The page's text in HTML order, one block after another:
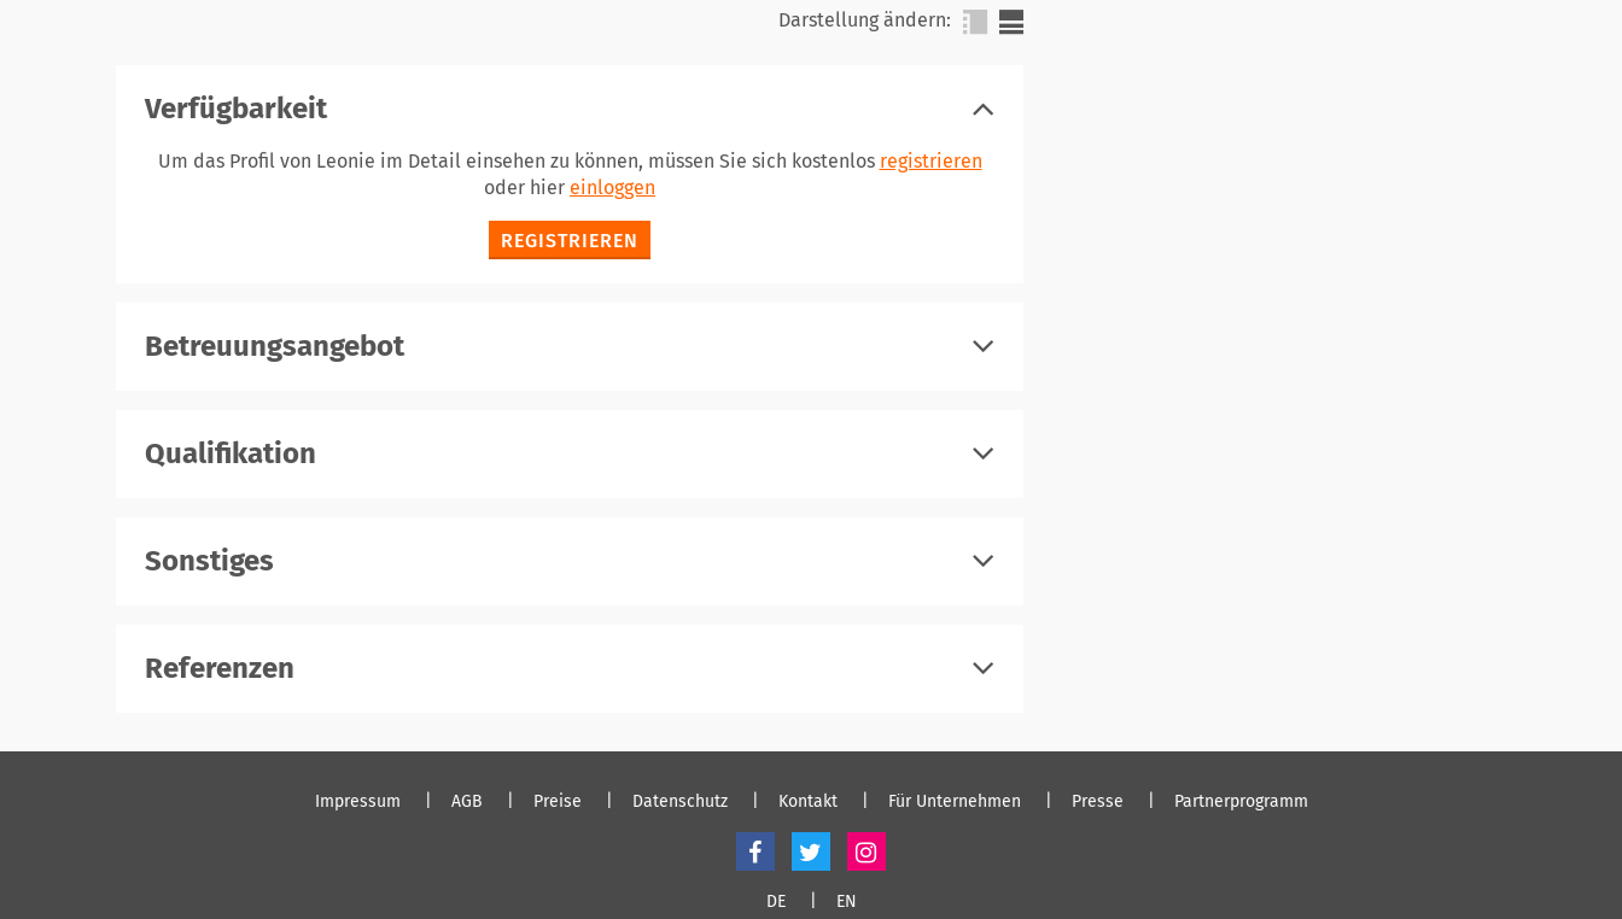
Darstellung ändern:
Verfügbarkeit
Um das Profil von Leonie im Detail einsehen zu können, müssen Sie sich kostenlos registrieren
oder hier einloggen
REGISTRIEREN
Betreuungsangebot
Qualifikation
Sonstiges
Referenzen
einloggen
Impressum AGB Preise Datenschutz Kontakt Für Unternehmen Presse Partnerprogramm
DE EN